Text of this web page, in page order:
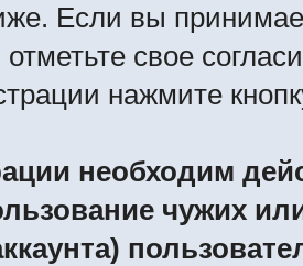
Если вы
отметьте свое
нажмите
необходим
чужих